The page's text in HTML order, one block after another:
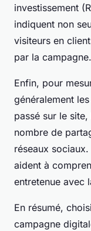
investissement
indiquent non
visiteurs en
par la campagne.
Enfin, pour
généralement
passé sur le
nombre de
réseaux
aident à
entretenue avec
En résumé,
campagne